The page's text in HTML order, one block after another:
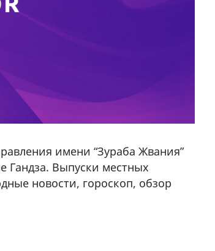
имени “Зураба Жвания”
Гандза. Выпуски местных
новости, гороскоп, обзор